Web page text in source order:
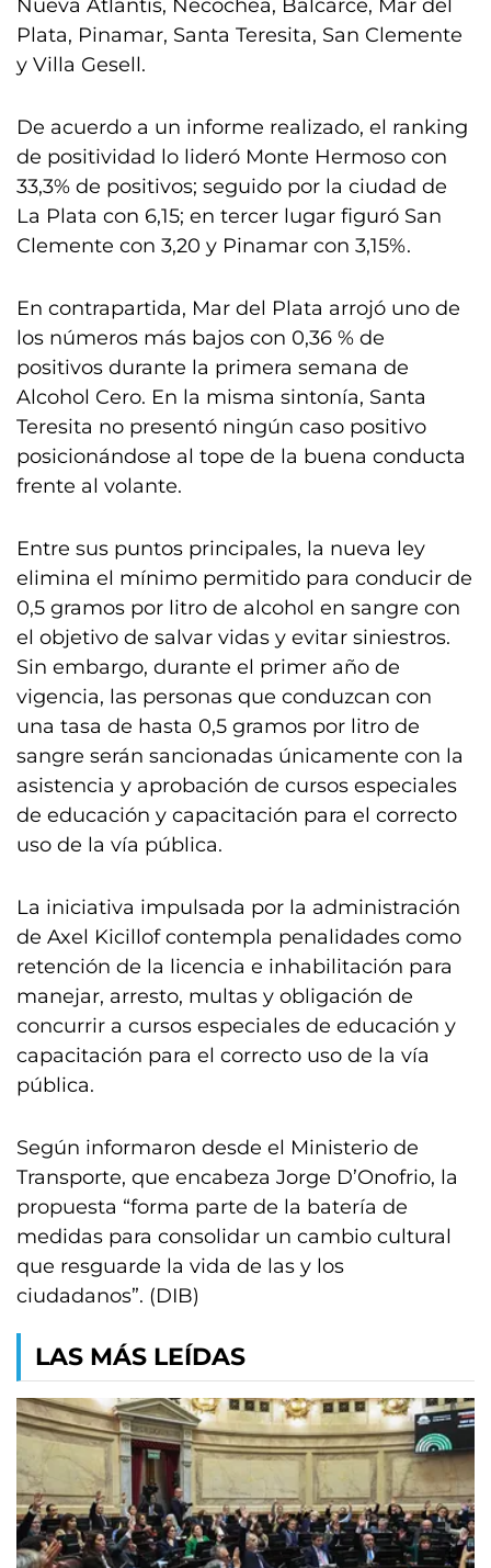
Nueva Atlantis, Necochea, Balcarce, Mar del
Plata, Pinamar, Santa Teresita, San Clemente
y Villa Gesell.
De acuerdo a un informe realizado, el ranking
de positividad lo lideró Monte Hermoso con
33,3% de positivos; seguido por la ciudad de
La Plata con 6,15; en tercer lugar figuró San
Clemente con 3,20 y Pinamar con 3,15%.
En contrapartida, Mar del Plata arrojó uno de
los números más bajos con 0,36 % de
positivos durante la primera semana de
Alcohol Cero. En la misma sintonía, Santa
Teresita no presentó ningún caso positivo
posicionándose al tope de la buena conducta
frente al volante.
Entre sus puntos principales, la nueva ley
elimina el mínimo permitido para conducir de
0,5 gramos por litro de alcohol en sangre con
el objetivo de salvar vidas y evitar siniestros.
Sin embargo, durante el primer año de
vigencia, las personas que conduzcan con
una tasa de hasta 0,5 gramos por litro de
sangre serán sancionadas únicamente con la
asistencia y aprobación de cursos especiales
de educación y capacitación para el correcto
uso de la vía pública.
La iniciativa impulsada por la administración
de Axel Kicillof contempla penalidades como
retención de la licencia e inhabilitación para
manejar, arresto, multas y obligación de
concurrir a cursos especiales de educación y
capacitación para el correcto uso de la vía
pública.
Según informaron desde el Ministerio de
Transporte, que encabeza Jorge D’Onofrio, la
propuesta “forma parte de la batería de
medidas para consolidar un cambio cultural
que resguarde la vida de las y los
ciudadanos”. (DIB)
LAS MÁS LEÍDAS